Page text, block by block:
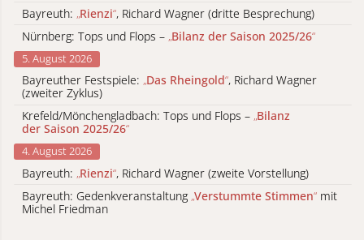
Bayreuth: „Rienzi“, Richard Wagner (dritte Besprechung)
Nürnberg: Tops und Flops – „Bilanz der Saison 2025/26“
5. August 2026
Bayreuther Festspiele: „Das Rheingold“, Richard Wagner
(zweiter Zyklus)
Krefeld/Mönchengladbach: Tops und Flops – „Bilanz
der Saison 2025/26“
4. August 2026
Bayreuth: „Rienzi“, Richard Wagner (zweite Vorstellung)
Bayreuth: Gedenkveranstaltung „Verstummte Stimmen“ mit
Michel Friedman